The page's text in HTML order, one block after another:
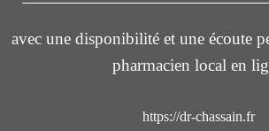
avec une disponibilité et une écoute
pharmacien local en
https://dr-chassain.fr